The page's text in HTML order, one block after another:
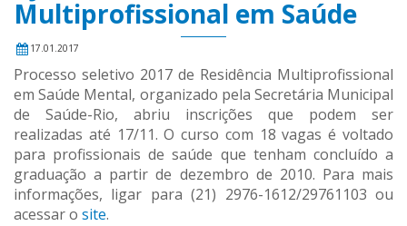
Multiprofissional em Saúde
17.01.2017
Processo seletivo 2017 de Residência Multiprofissional
em Saúde Mental, organizado pela Secretária Municipal
de Saúde-Rio, abriu inscrições que podem ser
realizadas até 17/11. O curso com 18 vagas é voltado
para profissionais de saúde que tenham concluído a
graduação a partir de dezembro de 2010. Para mais
informações, ligar para (21) 2976-1612/29761103 ou
acessar o site.